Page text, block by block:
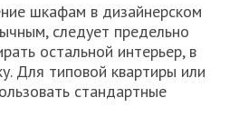
шкафам в дизайнерском
следует предельно
остальной интерьер, в
Для типовой квартиры или
стандартные